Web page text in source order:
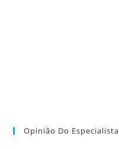
Opinião Do Especialista